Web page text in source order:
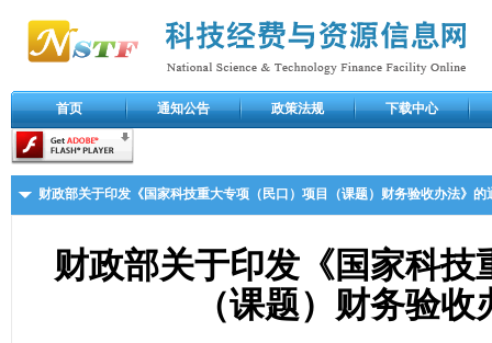
首页 通知公告 政策法规 下载中心
财政部关于印发《国家科技重大专项（民口）项目（课题）财务验收办法》的
财政部关于印发《国家科
（课题）财务验